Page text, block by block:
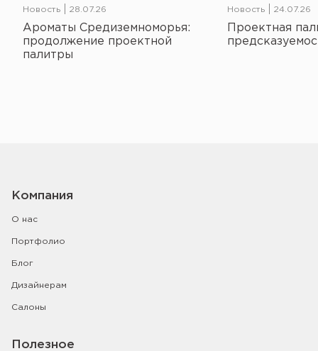
Новость 28.07.26
Ароматы Средиземноморья:
продолжение проектной
палитры
Новость 24.07.26
Проектная
Компания
О нас
Портфолио
Блог
Дизайнерам
Салоны
Полезное